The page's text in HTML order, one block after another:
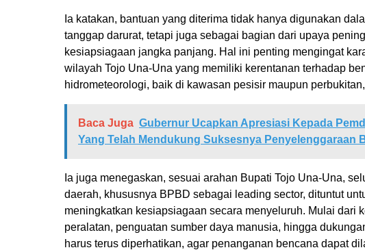
Ia katakan, bantuan yang diterima tidak hanya digunakan
tanggap darurat, tetapi juga sebagai bagian dari upaya
kesiapsiagaan jangka panjang. Hal ini penting mengingat
wilayah Tojo Una-Una yang memiliki kerentanan terhadap
hidrometeorologi, baik di kawasan pesisir maupun
Baca Juga Gubernur Ucapkan Apresiasi Kepada
Yang Telah Mendukung Suksesnya Penyelenggaraan
Ia juga menegaskan, sesuai arahan Bupati Tojo Una-Una,
daerah, khususnya BPBD sebagai leading sector, dituntut
meningkatkan kesiapsiagaan secara menyeluruh. Mulai dari
peralatan, penguatan sumber daya manusia, hingga
harus terus diperhatikan, agar penanganan bencana dapat